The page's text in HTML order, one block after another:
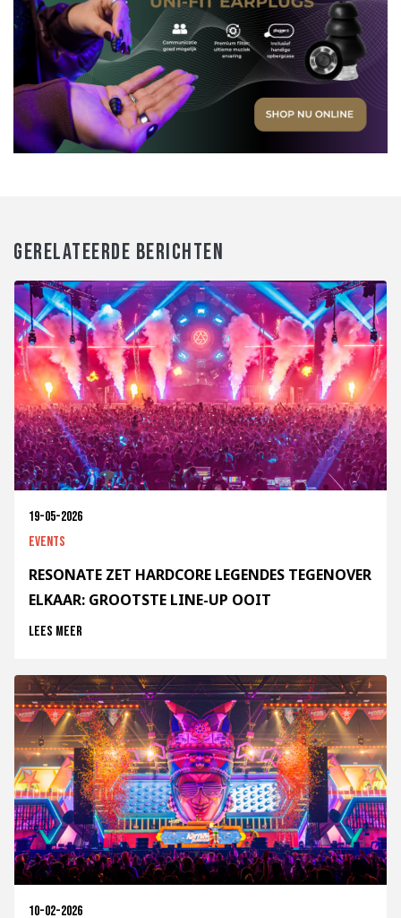
GERELATEERDE BERICHTEN
19-05-2026
Events
RESONATE ZET HARDCORE LEGENDES TEGENOVER
ELKAAR: GROOTSTE LINE-UP OOIT
Lees meer
10-02-2026